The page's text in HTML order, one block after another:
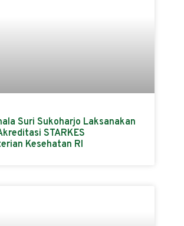
Suri Sukoharjo Laksanakan
STARKES
Kesehatan RI